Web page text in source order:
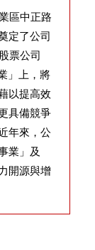
區中正路
定了公司
票公司
」上，將
以提高效
具備競爭
年來，公
業」及
開源與增